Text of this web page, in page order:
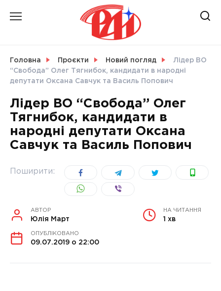
СВІТ
УКРАЇНА
Головна Проєкти Новий погляд
Лідер ВО
“Свобода” Олег Тягнибок, кандидати в народні
депутати Оксана Савчук та Василь Попович
Лідер ВО “Свобода” Олег
Тягнибок, кандидати в
народні депутати Оксана
Савчук та Василь Попович
Поширити:
АВТОР
Юлія Март
НА ЧИТАННЯ
1 хв
ОПУБЛІКОВАНО
09.07.2019 о 22:00